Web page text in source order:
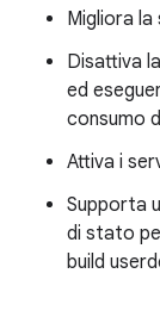
Migliora
Disattiva
ed
consumo
Attiva i
Supporta
di stato
build